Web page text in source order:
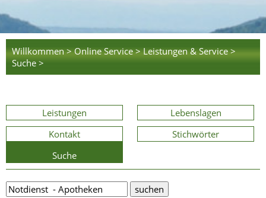
Willkommen > Online Service > Leistungen & Service >
Suche >
Leistungen
Lebenslagen
Kontakt
Stichwörter
Suche